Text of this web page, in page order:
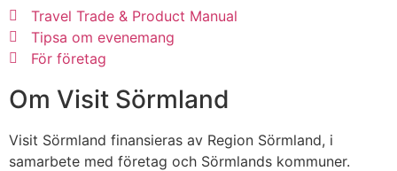
Travel Trade & Product Manual
Tipsa om evenemang
För företag
Om Visit Sörmland
Visit Sörmland finansieras av Region Sörmland, i
samarbete med företag och Sörmlands kommuner.